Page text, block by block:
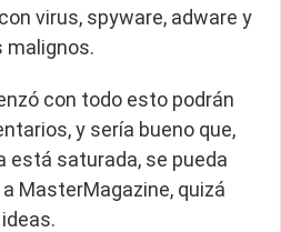
virus, spyware, adware y
malignos.
con todo esto podrán
y sería bueno que,
está saturada, se pueda
MasterMagazine, quizá